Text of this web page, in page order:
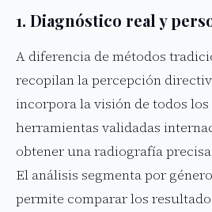
1. Diagnóstico real y
A diferencia de métodos
recopilan la percepción
incorpora la visión de todos
herramientas validadas
obtener una radiografía
El análisis segmenta por
permite comparar los